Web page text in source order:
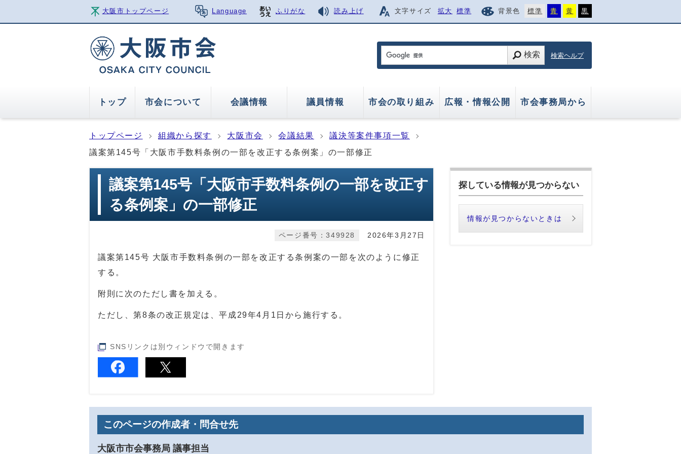
大阪市トップページ Language ふりがな 読み上げ 文字サイズ 拡大 標準 背景色 標準 青 黄 黒
検索 検索ヘルプ
トップ 市会について 会議情報 議員情報 市会の取り組み 広報・情報公開 市会事務局から
トップページ 組織から探す 大阪市会 会議結果
議決等案件事項一覧
議案第145号「大阪市手数料条例の一部を改正する条例案」の一部修正
議案第145号「大阪市手数料条例の一部を改正す
る条例案」の一部修正
2026年3月27日
ページ番号：349928
議案第145号 大阪市手数料条例の一部を改正する条例案の一部を次のように修正
する。
附則に次のただし書を加える。
ただし、第8条の改正規定は、平成29年4月1日から施行する。
SNSリンクは別ウィンドウで開きます
探している情報が見つからない
情報が見つからないときは
このページの作成者・問合せ先
大阪市市会事務局 議事担当